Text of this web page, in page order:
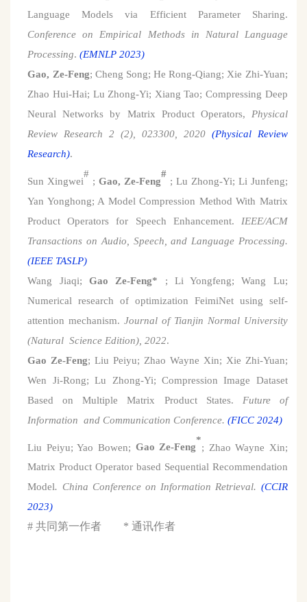
Language Models via Efficient Parameter Sharing.
Conference on Empirical Methods in Natural Language
Processing.(EMNLP 2023)
Gao, Ze-Feng; Cheng Song; He Rong-Qiang; Xie Zhi-Yuan;
Zhao Hui-Hai; LuZhong-Yi; Xiang Tao; Compressing Deep
Neural Networks by Matrix Product Operators, Physical
Review Research 2 (2), 023300, 2020 (Physical Review
Research).
Sun Xingwei
#
;Gao, Ze-Feng
#
; Lu Zhong-Yi; Li Junfeng;
Yan Yonghong; A Model Compression Method With Matrix
Product Operators for Speech Enhancement. IEEE/ACM
Transactions on Audio, Speech, and Language Processing.
(IEEE TASLP)
Wang Jiaqi; Gao Ze-Feng*
; Li Yongfeng; Wang Lu;
Numerical research of optimization FeimiNet using self-
attention mechanism.Journal of Tianjin Normal University
(Natural Science Edition), 2022.
Gao Ze-Feng; Liu Peiyu; Zhao Wayne Xin; Xie Zhi-Yuan;
Wen Ji-Rong; Lu Zhong-Yi; Compression Image Dataset
Based on Multiple Matrix Product States. Future of
Information and Communication Conference. (FICC 2024)
Liu Peiyu; Yao Bowen; Gao Ze-Feng
*
; Zhao Wayne Xin;
Matrix Product Operator based Sequential Recommendation
Model. China Conference on Information Retrieval. (CCIR
2023)
# 共同第一作者 * 通讯作者